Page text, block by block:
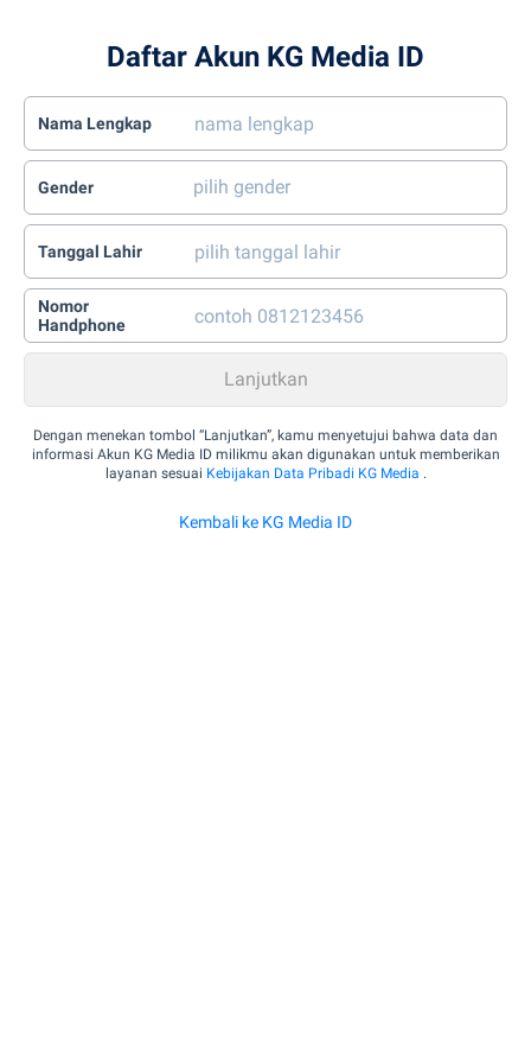
Daftar Akun KG Media ID
Nama Lengkap
Gender
Tanggal Lahir
Nomor
Handphone
Dengan menekan tombol “Lanjutkan”, kamu menyetujui bahwa data dan
informasi Akun KG Media ID milikmu akan digunakan untuk memberikan
layanan sesuai Kebijakan Data Pribadi KG Media .
Kembali ke KG Media ID